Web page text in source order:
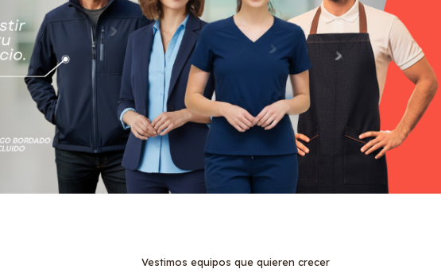
Vestimos equipos que quieren crecer